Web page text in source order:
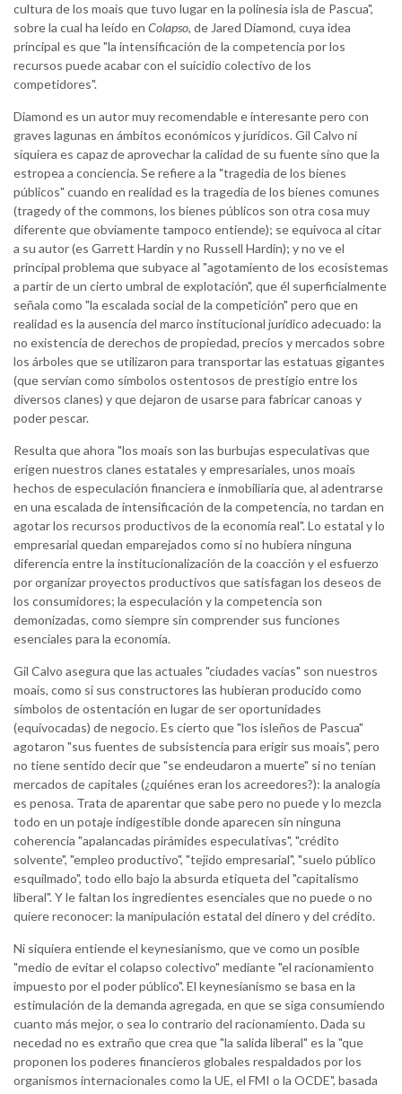
cultura de los moais que tuvo lugar en la polinesia isla de Pascua",
sobre la cual ha leído en Colapso, de Jared Diamond, cuya idea
principal es que "la intensificación de la competencia por los
recursos puede acabar con el suicidio colectivo de los
competidores".
Diamond es un autor muy recomendable e interesante pero con
graves lagunas en ámbitos económicos y jurídicos. Gil Calvo ni
siquiera es capaz de aprovechar la calidad de su fuente sino que la
estropea a conciencia. Se refiere a la "tragedia de los bienes
públicos" cuando en realidad es la tragedia de los bienes comunes
(tragedy of the commons, los bienes públicos son otra cosa muy
diferente que obviamente tampoco entiende); se equivoca al citar
a su autor (es Garrett Hardin y no Russell Hardin); y no ve el
principal problema que subyace al "agotamiento de los ecosistemas
a partir de un cierto umbral de explotación", que él superficialmente
señala como "la escalada social de la competición" pero que en
realidad es la ausencia del marco institucional jurídico adecuado: la
no existencia de derechos de propiedad, precios y mercados sobre
los árboles que se utilizaron para transportar las estatuas gigantes
(que servían como símbolos ostentosos de prestigio entre los
diversos clanes) y que dejaron de usarse para fabricar canoas y
poder pescar.
Resulta que ahora "los moais son las burbujas especulativas que
erigen nuestros clanes estatales y empresariales, unos moais
hechos de especulación financiera e inmobiliaria que, al adentrarse
en una escalada de intensificación de la competencia, no tardan en
agotar los recursos productivos de la economía real". Lo estatal y lo
empresarial quedan emparejados como si no hubiera ninguna
diferencia entre la institucionalización de la coacción y el esfuerzo
por organizar proyectos productivos que satisfagan los deseos de
los consumidores; la especulación y la competencia son
demonizadas, como siempre sin comprender sus funciones
esenciales para la economía.
Gil Calvo asegura que las actuales "ciudades vacías" son nuestros
moais, como si sus constructores las hubieran producido como
símbolos de ostentación en lugar de ser oportunidades
(equivocadas) de negocio. Es cierto que "los isleños de Pascua"
agotaron "sus fuentes de subsistencia para erigir sus moais", pero
no tiene sentido decir que "se endeudaron a muerte" si no tenían
mercados de capitales (¿quiénes eran los acreedores?): la analogía
es penosa. Trata de aparentar que sabe pero no puede y lo mezcla
todo en un potaje indigestible donde aparecen sin ninguna
coherencia "apalancadas pirámides especulativas", "crédito
solvente", "empleo productivo", "tejido empresarial", "suelo público
esquilmado", todo ello bajo la absurda etiqueta del "capitalismo
liberal". Y le faltan los ingredientes esenciales que no puede o no
quiere reconocer: la manipulación estatal del dinero y del crédito.
Ni siquiera entiende el keynesianismo, que ve como un posible
"medio de evitar el colapso colectivo" mediante "el racionamiento
impuesto por el poder público". El keynesianismo se basa en la
estimulación de la demanda agregada, en que se siga consumiendo
cuanto más mejor, o sea lo contrario del racionamiento. Dada su
necedad no es extraño que crea que "la salida liberal" es la "que
proponen los poderes financieros globales respaldados por los
organismos internacionales como la UE, el FMI o la OCDE", basada